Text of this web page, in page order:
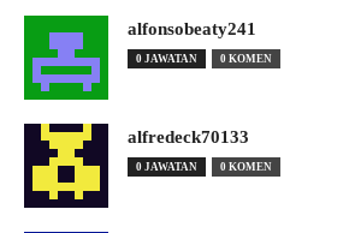
alfonsobeaty241
0 JAWATAN 0 KOMEN
alfredeck70133
0 JAWATAN 0 KOMEN